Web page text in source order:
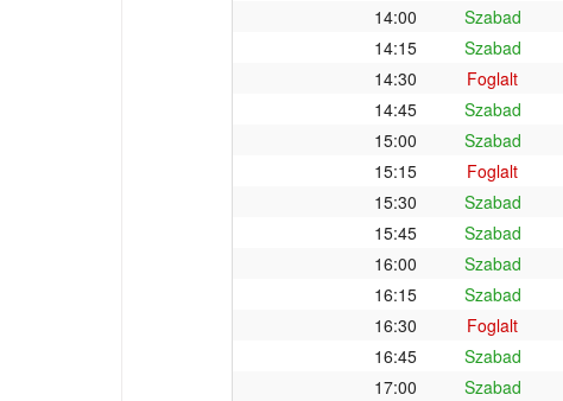
14:00
Szabad
14:15
Szabad
14:30
Foglalt
14:45
Szabad
15:00
Szabad
15:15
Foglalt
15:30
Szabad
15:45
Szabad
16:00
Szabad
16:15
Szabad
16:30
Foglalt
16:45
Szabad
17:00
Szabad